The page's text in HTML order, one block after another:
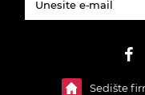
Sedište